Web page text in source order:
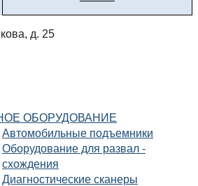
д. 25
ОБОРУДОВАНИЕ
Автомобильные подъемники
Оборудование для развал -
схождения
Диагностические сканеры